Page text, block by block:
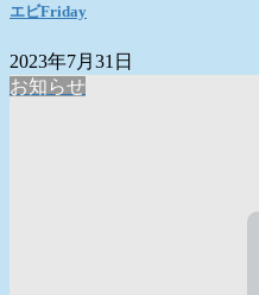
エビFriday
2023年7月31日
お知らせ